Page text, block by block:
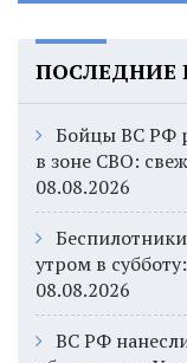
ПОСЛЕДНИЕ
Бойцы ВС РФ
в зоне СВО:
08.08.2026
утром в
08.08.2026
ВС РФ